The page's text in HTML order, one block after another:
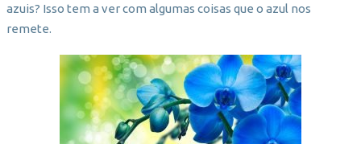
azuis? Isso tem a ver com algumas coisas que o azul nos
remete.